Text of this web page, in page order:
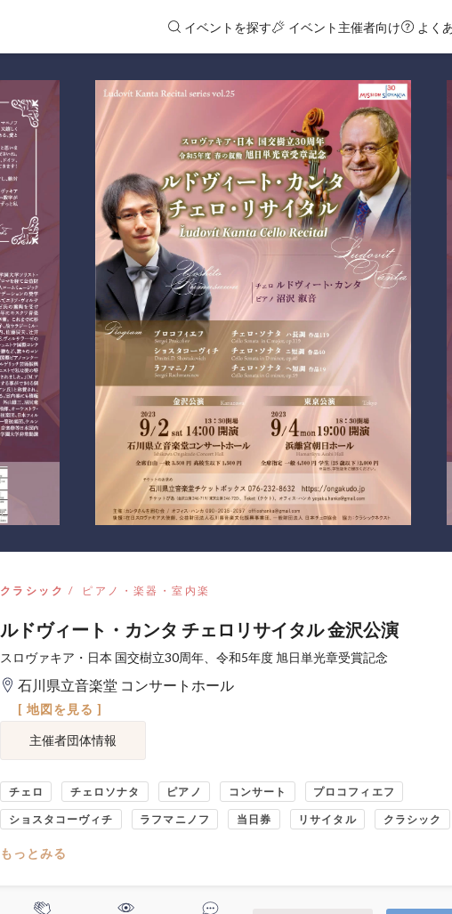
イベントを探す イベント主催者向け よく
クラシック ピアノ・楽器・室内楽
ルドヴィート・カンタ チェロリサイタル 金沢公演
スロヴァキア・日本 国交樹立30周年、令和5年度 旭日単光章受賞記念
石川県立音楽堂 コンサートホール
[ 地図を見る ]
主催者団体情報
チェロ チェロソナタ ピアノ コンサート プロコフィエフ
ショスタコーヴィチ ラフマニノフ 当日券 リサイタル クラシック
もっとみる